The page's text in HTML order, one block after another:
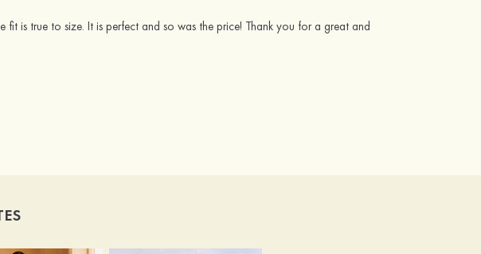
fit is true to size. It is perfect and so was the price! Thank you for a great and